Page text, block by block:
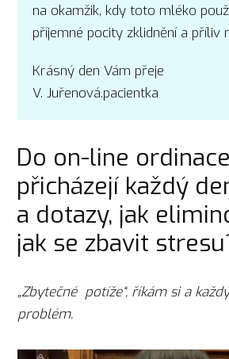
na okamžik, kdy toto mléko
příjemné pocity zklidnění a příliv
Krásný den Vám přeje
V. Juřenová.pacientka
Do on-line ordinace
přicházejí každý
a dotazy, jak
jak se zbavit
„Zbytečné potíže“, říkám si a
problém.